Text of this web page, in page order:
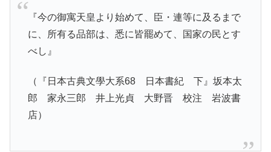
『今の御寓天皇より始めて、臣・連等に及るまで
に、所有る品部は、悉に皆罷めて、国家の民とす
べし』
（『日本古典文學大系68 日本書紀 下』坂本太
郎 家永三郎 井上光貞 大野晋 校注 岩波書
店）